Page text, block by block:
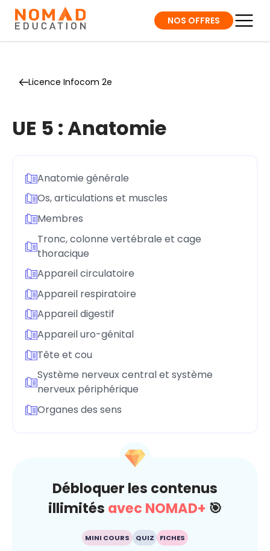
NOS OFFRES
Licence Infocom 2e
UE 5 : Anatomie
Anatomie générale
Os, articulations et muscles
Membres
Tronc, colonne vertébrale et cage
thoracique
Appareil circulatoire
Appareil respiratoire
Appareil digestif
Appareil uro-génital
Tête et cou
Système nerveux central et système
nerveux périphérique
Organes des sens
Débloquer les contenus
illimités avec NOMAD+ 🎯
MINI COURS QUIZ FICHES